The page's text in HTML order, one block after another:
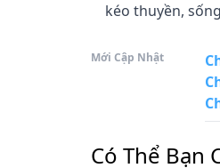
kéo thuyền,
Cho đến một
không thuộc
sát, phải chạy
Mới Cập Nhật
Có Thể Bạn